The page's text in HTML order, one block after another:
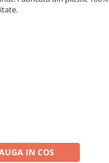
IN COS